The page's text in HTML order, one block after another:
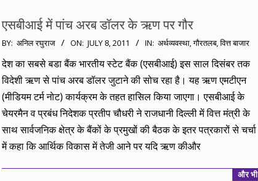
एसबीआई में पांच अरब डॉलर के ऋण पर गौर
2011-
07-
08
BY: अनिल रघुराज ON: JULY 8, 2011 IN: अर्थव्यवस्था,गौरतलब,वित्त बाजार
देश का सबसे बडा बैंक भारतीय स्टेट बैंक (एसबीआई) इस साल दिसंबर तक
विदेशी ऋण से पांच अरब डॉलर जुटाने की सोच रहा है। यह ऋण एमटीएन
(मीडियम टर्म नोट) कार्यक्रम के तहत हासिल किया जाएगा। एसबीआई के
चेयरमैन व प्रबंध निदेशक प्रतीप चौधरी ने राजधानी दिल्ली में वित्त मंत्री के
साथ सार्वजनिक क्षेत्र के बैंकों के प्रमुखों की बैठक के इतर पत्रकारों से चर्चा
में कहा कि आर्थिक विकास में तेजी आने पर यदि ऋण कीऔर
और भी